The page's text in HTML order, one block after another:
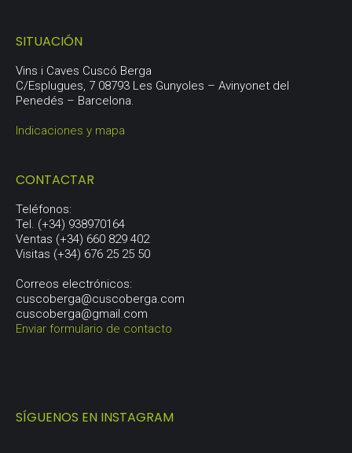
SITUACIÓN
Vins i Caves Cuscó Berga
C/Esplugues, 7 08793 Les Gunyoles – Avinyonet del
Penedés – Barcelona.
Indicaciones y mapa
CONTACTAR
Teléfonos:
Tel. (+34) 938970164
Ventas (+34) 660 829 402
Visitas (+34) 676 25 25 50
Correos electrónicos:
cuscoberga@cuscoberga.com
cuscoberga@gmail.com
Enviar formulario de contacto
SÍGUENOS EN INSTAGRAM